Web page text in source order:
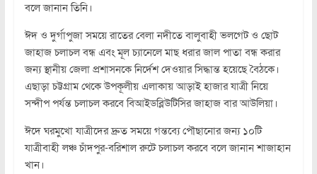
বলে জানান তিনি।
ঈদ ও দুর্গাপুজা সময়ে রাতের বেলা নদীতে বালুবাহী ভলগেট ও ছোট
জাহাজ চলাচল বন্ধ এবং মূল চ্যানেলে মাছ ধরার জাল পাতা বন্ধ করার
জন্য স্থানীয় জেলা প্রশাসনকে নির্দেশ দেওয়ার সিদ্ধান্ত হয়েছে বৈঠকে।
এছাড়া চট্টগ্রাম থেকে উপকূলীয় এলাকায় আড়াই হাজার যাত্রী নিয়ে
সন্দীপ পর্যন্ত চলাচল করবে বিআইডব্লিউটিসির জাহাজ বার আউলিয়া।
ঈদে ঘরমুখো যাত্রীদের দ্রুত সময়ে গন্তব্যে পৌছানোর জন্য ১০টি
যাত্রীবাহী লঞ্চ চাঁদপুর-বরিশাল রুটে চলাচল করবে বলে জানান শাজাহান
খান।